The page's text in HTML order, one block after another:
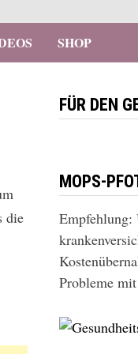
SHOP
die
FÜR DEN
MOPS-
Empfehlung:
Probleme